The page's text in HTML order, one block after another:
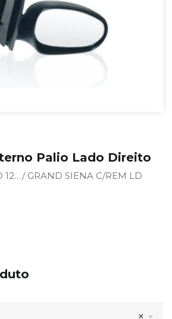
Palio Lado Direito
12…/ GRAND SIENA C/REM LD
×